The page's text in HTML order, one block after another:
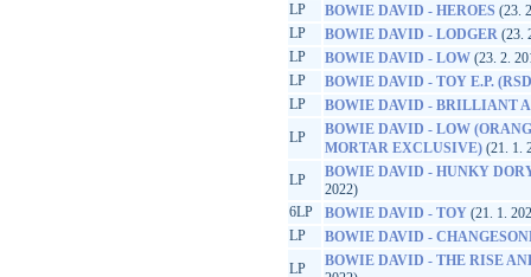
LP
BOWIE DAVID - HEROES (23.
LP
BOWIE DAVID - LODGER (23.
LP
BOWIE DAVID - LOW (23. 2.
LP
BOWIE DAVID - TOY E.P.
LP
BOWIE DAVID - BRILLIANT
LP
BOWIE DAVID - LOW
MORTAR EXCLUSIVE) (21. 1.
LP
BOWIE DAVID - HUNKY
2022)
6LP
BOWIE DAVID - TOY (21. 1.
LP
BOWIE DAVID -
LP
BOWIE DAVID - THE RISE